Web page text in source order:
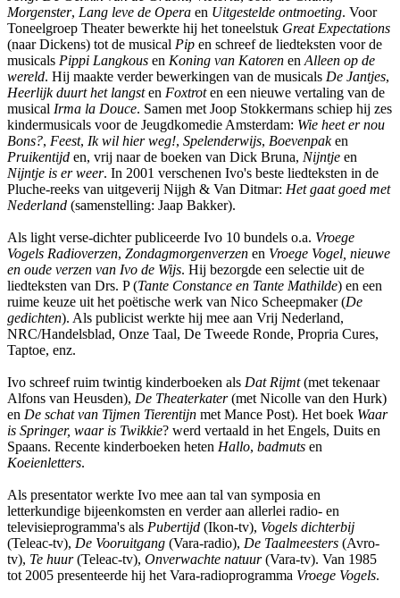
Morgenster, Lang leve de Opera en Uitgestelde ontmoeting. Voor
Toneelgroep Theater bewerkte hij het toneelstuk Great Expectations
(naar Dickens) tot de musical Pip en schreef de liedteksten voor de
musicals Pippi Langkous en Koning van Katoren en Alleen op de
wereld. Hij maakte verder bewerkingen van de musicals De Jantjes,
Heerlijk duurt het langsten Foxtroten een nieuwe vertaling van de
musical Irma la Douce. Samen met Joop Stokkermans schiep hij zes
kindermusicals voor de Jeugdkomedie Amsterdam: Wie heet er nou
Bons?, Feest, Ik wil hier weg!, Spelenderwijs, Boevenpaken
Pruikentijd en, vrij naar de boeken van Dick Bruna, Nijntje en
Nijntje is er weer. In 2001 verschenen Ivo's beste liedteksten in de
Pluche-reeks van uitgeverij Nijgh & Van Ditmar: Het gaat goed met
Nederland (samenstelling: Jaap Bakker).
Als light verse-dichter publiceerde Ivo 10 bundels o.a. Vroege
Vogels Radioverzen, Zondagmorgenverzen en Vroege Vogel, nieuwe
en oude verzen van Ivo de Wijs. Hij bezorgde een selectie uit de
liedteksten van Drs. P (Tante Constance en Tante Mathilde) en een
ruime keuze uit het poëtische werk van Nico Scheepmaker (De
gedichten). Als publicist werkte hij mee aan Vrij Nederland,
NRC/Handelsblad, Onze Taal, De Tweede Ronde, Propria Cures,
Taptoe, enz.
Ivo schreef ruim twintig kinderboeken als Dat Rijmt(met tekenaar
Alfons van Heusden), De Theaterkater(met Nicolle van den Hurk)
en De schat van Tijmen Tierentijn met Mance Post). Het boek Waar
is Springer, waar is Twikkie? werd vertaald in het Engels, Duits en
Spaans. Recente kinderboeken heten Hallo, badmuts en
Koeienletters.
Als presentator werkte Ivo mee aan tal van symposia en
letterkundige bijeenkomsten en verder aan allerlei radio- en
televisieprogramma's als Pubertijd (Ikon-tv), Vogels dichterbij
(Teleac-tv), De Vooruitgang (Vara-radio), De Taalmeesters (Avro-
tv), Te huur(Teleac-tv), Onverwachte natuur(Vara-tv). Van 1985
tot 2005 presenteerde hij het Vara-radioprogramma Vroege Vogels.